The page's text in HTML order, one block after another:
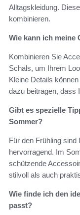
Alltagskleidung.
kombinieren.
Wie kann ich meine
Kombinieren Sie
Schals, um Ihrem
Kleine Details
dazu beitragen, dass
Gibt es spezielle
Sommer?
Für den Frühling sind
hervorragend. Im
schützende
stilvoll als auch
Wie finde ich den
passt?